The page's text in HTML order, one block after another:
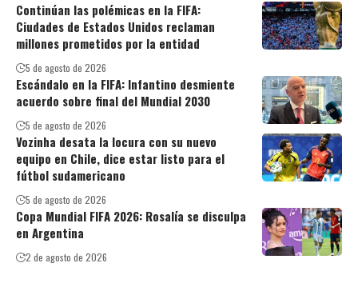
Continúan las polémicas en la FIFA:
Ciudades de Estados Unidos reclaman
millones prometidos por la entidad
5 de agosto de 2026
Escándalo en la FIFA: Infantino desmiente
acuerdo sobre final del Mundial 2030
5 de agosto de 2026
Vozinha desata la locura con su nuevo
equipo en Chile, dice estar listo para el
fútbol sudamericano
5 de agosto de 2026
Copa Mundial FIFA 2026: Rosalía se disculpa
en Argentina
2 de agosto de 2026